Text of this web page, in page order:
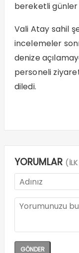
bereketli günler
Vali Atay sahil
incelemeler
denize
personeli
diledi.
YORUMLAR